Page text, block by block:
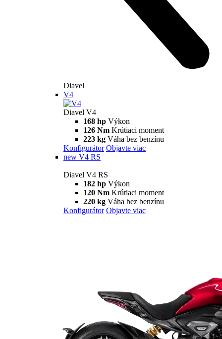
Diavel
V4
Diavel V4
168 hp Výkon
126 Nm Krútiaci moment
223 kg Váha bez benzínu
Konfigurátor Objavte viac
new V4 RS